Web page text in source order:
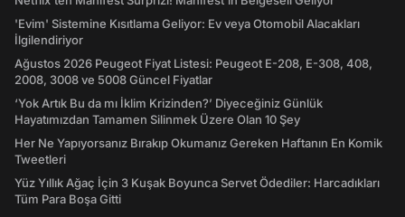
'Evim' Sistemine Kısıtlama Geliyor: Ev veya Otomobil Alacakları
İlgilendiriyor
Ağustos 2026 Peugeot Fiyat Listesi: Peugeot E-208, E-308, 408,
2008, 3008 ve 5008 Güncel Fiyatlar
‘Yok Artık Bu da mı İklim Krizinden?’ Diyeceğiniz Günlük
Hayatımızdan Tamamen Silinmek Üzere Olan 10 Şey
Her Ne Yapıyorsanız Bırakıp Okumanız Gereken Haftanın En Komik
Tweetleri
Yüz Yıllık Ağaç İçin 3 Kuşak Boyunca Servet Ödediler: Harcadıkları
Tüm Para Boşa Gitti